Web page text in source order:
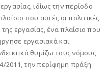
ιδίως την περίοδο
που αυτές οι πολιτικές
εργασίας, ένα πλαίσιο που
εργασιακά και
θυμίζω τους νόμους
2011, την περίφημη πράξη